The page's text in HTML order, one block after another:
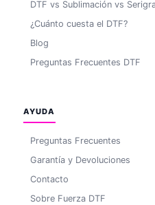
DTF vs Sublimación vs
¿Cuánto cuesta el DTF?
Blog
Preguntas Frecuentes DTF
AYUDA
Preguntas Frecuentes
Garantía y Devoluciones
Contacto
Sobre Fuerza DTF